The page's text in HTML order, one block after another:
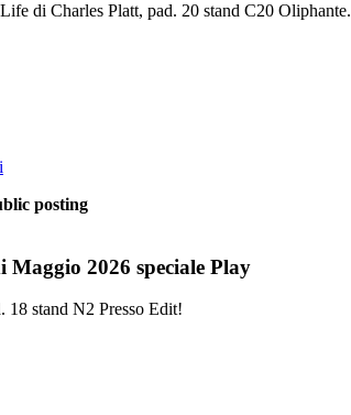
di Charles Platt, pad. 20 stand C20 Oliphante.
posting
2026 speciale Play
18 stand N2 Presso Edit!